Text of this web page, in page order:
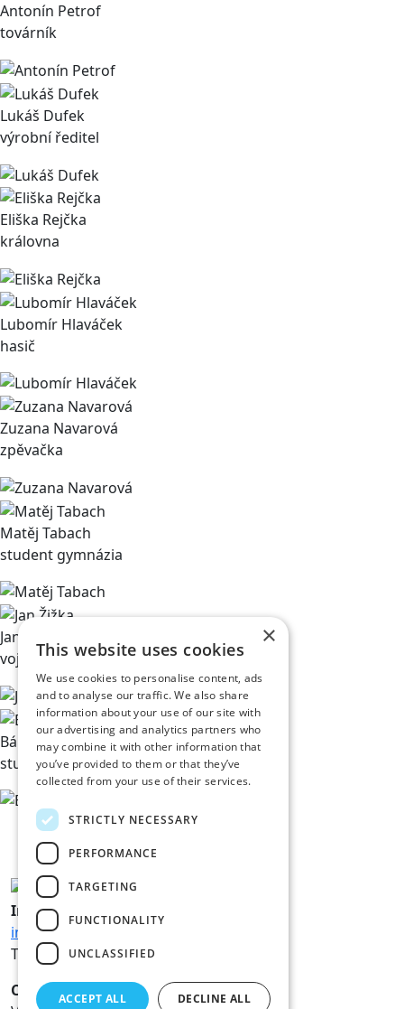
Antonín Petrof
továrník
Lukáš Dufek
výrobní ředitel
Eliška Rejčka
královna
Lubomír Hlaváček
hasič
Zuzana Navarová
zpěvačka
Matěj Tabach
student gymnázia
Jan Žižka
vojevůdce
Bára Chaloupková
studentka
Information
info@hk800.cz
T: 734 561 247
Celebration office
×
This website uses cookies
We use cookies to personalise content, ads
and to analyse our traffic. We also share
information about your use of our site with
our advertising and analytics partners who
may combine it with other information that
you’ve provided to them or that they’ve
collected from your use of their services.
STRICTLY NECESSARY
PERFORMANCE
TARGETING
FUNCTIONALITY
UNCLASSIFIED
ACCEPT ALL DECLINE ALL